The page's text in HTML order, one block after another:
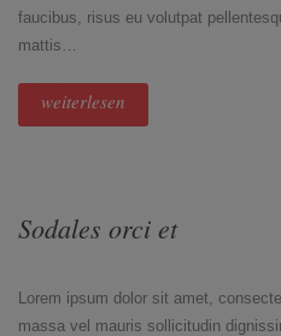
faucibus, risus eu volutpat
mattis…
weiterlesen
Sodales orci et
Lorem ipsum dolor sit amet,
massa vel mauris sollicitudin